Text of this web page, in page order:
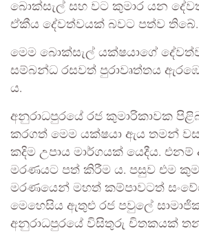
බොක්සැල් සහ වට කුමාර යන
ඒකීය දේවත්වයක් බවට පත්ව තිබේ.
මෙම බොක්සැල් යක්ෂයාගේ
සම්බන්ධ රසවත් පුරාවෘත්තය
ය.
අනුරාධපුරයේ රජ කුමාරිකාවක
කරගත් මෙම යක්ෂයා ඇය තමන්
කදිම උපාය මාර්ගයක් යෙදීය.
මරණයට පත් කිරීම ය. පසුව එම
මරණයෙන් මහත් කම්පාවටත්
මෙහෙසිය ඇතුළු රජ පවුලේ
අනුරාධපුරයේ විසිතුරු චිතකයක්